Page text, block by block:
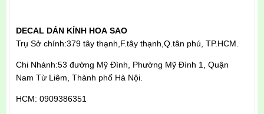
DECAL DÁN KÍNH HOA SAO
Trụ Sở chính:379 tây thạnh,F.tây thạnh,Q.tân phú, TP.HCM.
Chi Nhánh:53 đường Mỹ Đình, Phường Mỹ Đình 1, Quận
Nam Từ Liêm, Thành phố Hà Nội.
HCM: 0909386351